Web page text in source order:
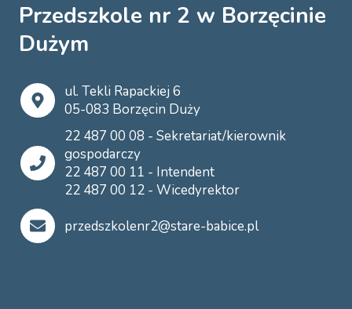
Przedszkole nr 2 w Borzęcinie
Dużym
ul. Tekli Rapackiej 6
05-083 Borzęcin Duży
22 487 00 08 - Sekretariat/kierownik
gospodarczy
22 487 00 11 - Intendent
22 487 00 12 - Wicedyrektor
przedszkolenr2@stare-babice.pl